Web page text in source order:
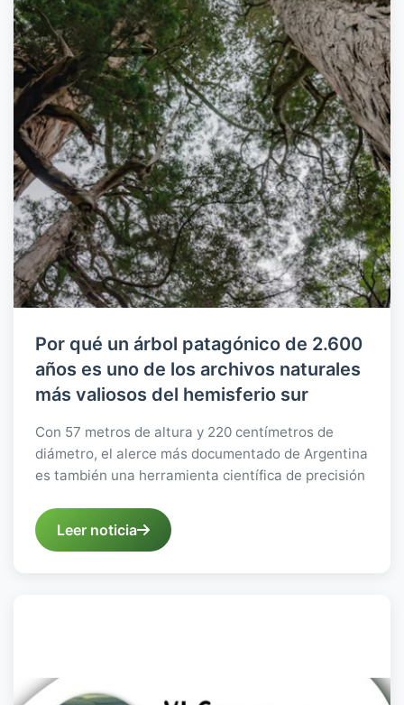
Por qué un árbol patagónico de 2.600
años es uno de los archivos naturales
más valiosos del hemisferio sur
Con 57 metros de altura y 220 centímetros de
diámetro, el alerce más documentado de Argentina
es también una herramienta científica de precisión
Leer noticia